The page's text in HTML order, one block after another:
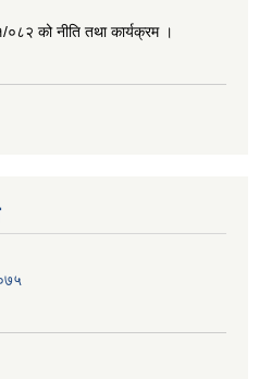
०८२ को नीति तथा कार्यक्रम ।